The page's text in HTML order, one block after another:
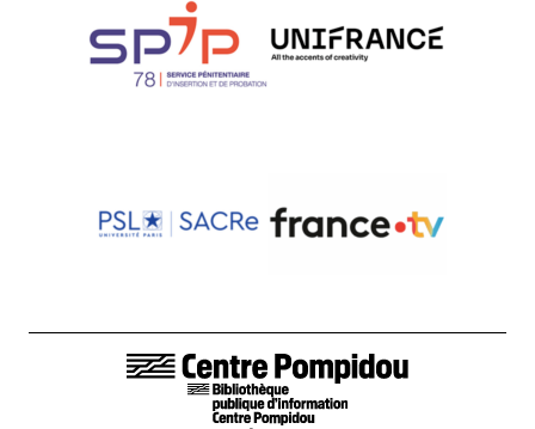
LIENS DE BAS DE PAGE